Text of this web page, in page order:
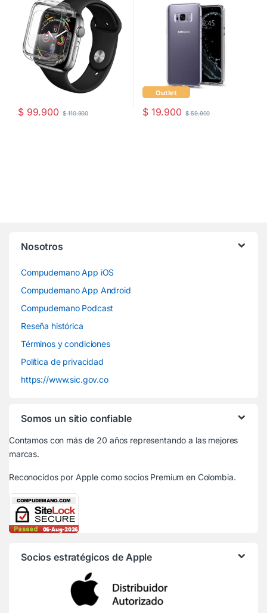
$99.900 $110.900
Outlet
$19.900 $59.900
Nosotros
Compudemano App iOS
Compudemano App Android
Compudemano Podcast
Reseña histórica
Términos y condiciones
Política de privacidad
https://www.sic.gov.co
Somos un sitio confiable
Contamos con más de 20 años representando a las mejores
marcas.
Reconocidos por Apple como socios Premium en Colombia.
Socios estratégicos de Apple